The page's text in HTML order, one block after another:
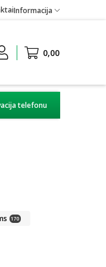
Informacija
0,00
telefonu
170